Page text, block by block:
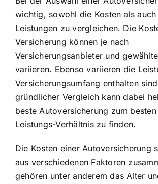
wichtig, sowohl die Kosten als
Leistungen zu vergleichen. Die
Versicherung können je nach
Versicherungsanbieter und
variieren. Ebenso variieren die
Versicherungsumfang enthalten
gründlicher Vergleich kann dabei
beste Autoversicherung zum
Leistungs-Verhältnis zu finden.
Die Kosten einer Autoversicherung
aus verschiedenen Faktoren
gehören unter anderem das Alter